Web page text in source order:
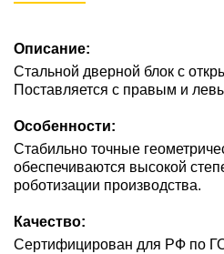
Описание:
Стальной дверной блок с
Поставляется с правым и
Особенности:
Стабильно точные
обеспечиваются высокой
роботизации производства.
Качество:
Сертифицирован для РФ по